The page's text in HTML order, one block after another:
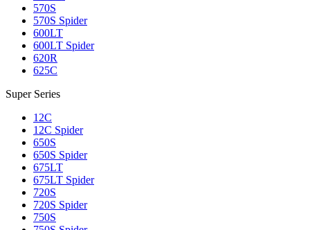
570S
570S Spider
600LT
600LT Spider
620R
625C
Super Series
12C
12C Spider
650S
650S Spider
675LT
675LT Spider
720S
720S Spider
750S